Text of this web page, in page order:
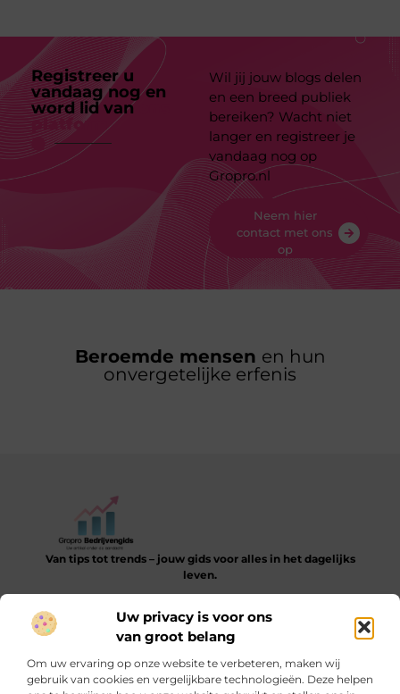
Uw privacy is voor ons
van groot belang
Om uw ervaring op onze website te verbeteren, maken wij
gebruik van cookies en vergelijkbare technologieën. Deze helpen
Registreer u
vandaag nog en
word lid van
platform
Wil jij jouw blogs delen
en een breed publiek
bereiken? Wacht niet
langer en registreer je
vandaag nog op
Gropro.nl
Neem hier
contact met ons
op
Beroemde mensen en hun
onvergetelijke erfenis
Van tips tot trends – jouw gids voor alles in het dagelijks
leven.
helpen bij het ontdekken, leren en verbeteren van je dagelijkse
routine.
Bericht categorie